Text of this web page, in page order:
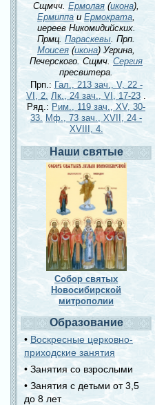
Сщмчч. Ермолая (икона),
Ермиппа и Ермократа,
иереев Никомидийских.
Прмц.Параскевы. Прп.
Моисея (икона) Угрина,
Печерского. Сщмч. Сергия
пресвитера.
Прп.: Гал., 213 зач., V, 22 -
VI, 2. Лк., 24 зач., VI, 17-23 .
Ряд.: Рим., 119 зач., XV, 30-
33. Мф., 73 зач., XVII, 24 -
XVIII, 4.
Наши святые
Собор святых
Новосибирской
митрополии
Образование
• Воскресные церковно-
приходские занятия
• Занятия со взрослыми
• Занятия с детьми от 3,5
до 8 лет